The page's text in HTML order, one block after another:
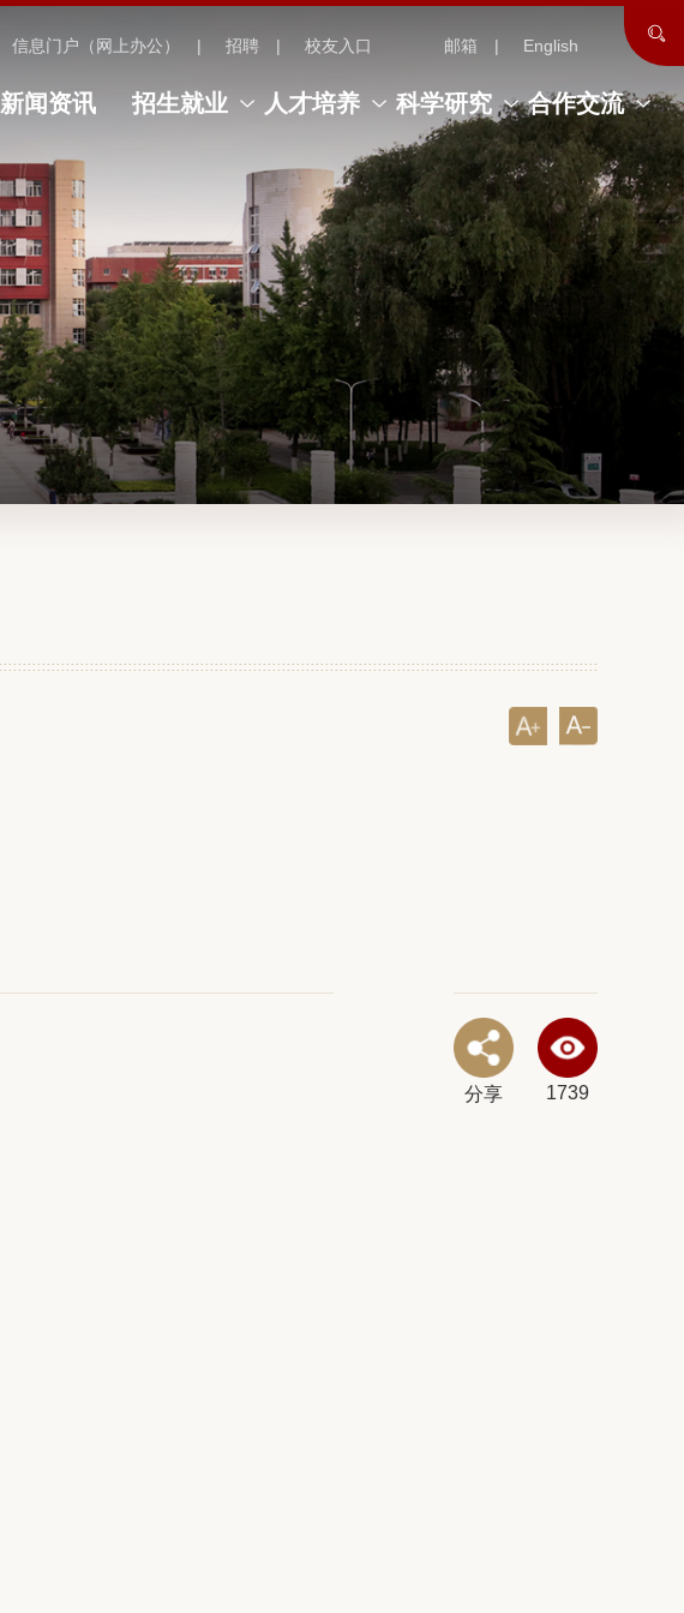
信息门户（网上办公） 招聘 校友入口 邮箱 English
新闻资讯 招生就业 人才培养 科学研究 合作交流
分享 1739